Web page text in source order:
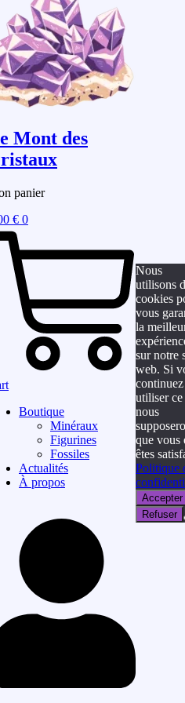
Mont des
panier
€ 0
Boutique
Minéraux
Figurines
Fossiles
Actualités
À propos
Nous
utilisons
cookies
vous
la
sur notre
web. Si
continuez
utiliser ce
nous
que vous
êtes
Politique
Accepter
Refuser